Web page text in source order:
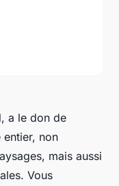
a le don de
non
mais aussi
. Vous